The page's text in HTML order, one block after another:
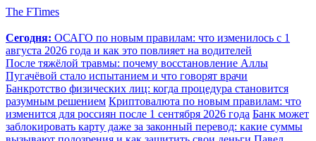
The FTimes
Сегодня: ОСАГО по новым правилам: что изменилось с 1
августа 2026 года и как это повлияет на водителей
После тяжёлой травмы: почему восстановление Аллы
Пугачёвой стало испытанием и что говорят врачи
Банкротство физических лиц: когда процедура становится
разумным решением Криптовалюта по новым правилам: что
изменится для россиян после 1 сентября 2026 года Банк может
заблокировать карту даже за законный перевод: какие суммы